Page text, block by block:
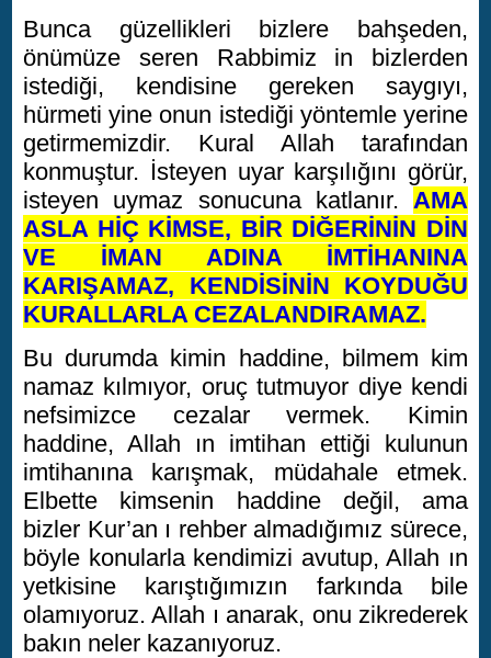
Bunca güzellikleri bizlere bahşeden,
önümüze seren Rabbimiz in bizlerden
istediği, kendisine gereken saygıyı,
hürmeti yine onun istediği yöntemle yerine
getirmemizdir. Kural Allah tarafından
konmuştur. İsteyen uyar karşılığını görür,
isteyen uymaz sonucuna katlanır. AMA
ASLA HİÇ KİMSE, BİR DİĞERİNİN DİN
VE İMAN ADINA İMTİHANINA
KARIŞAMAZ, KENDİSİNİN KOYDUĞU
KURALLARLA CEZALANDIRAMAZ.
Bu durumda kimin haddine, bilmem kim
namaz kılmıyor, oruç tutmuyor diye kendi
nefsimizce cezalar vermek. Kimin
haddine, Allah ın imtihan ettiği kulunun
imtihanına karışmak, müdahale etmek.
Elbette kimsenin haddine değil, ama
bizler Kur’an ı rehber almadığımız sürece,
böyle konularla kendimizi avutup, Allah ın
yetkisine karıştığımızın farkında bile
olamıyoruz. Allah ı anarak, onu zikrederek
bakın neler kazanıyoruz.